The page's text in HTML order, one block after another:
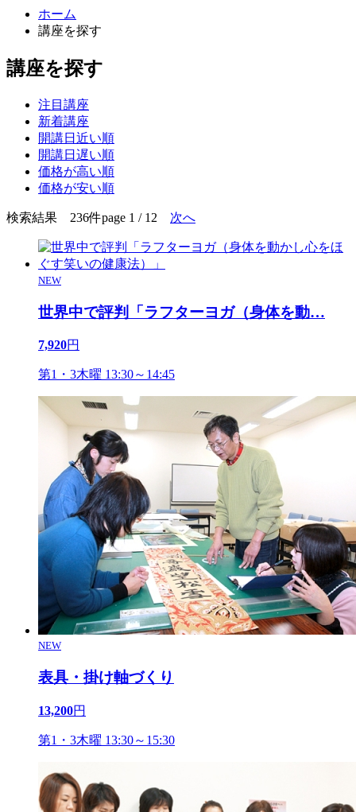
ホーム
講座を探す
講座を探す
注目講座
新着講座
開講日近い順
開講日遅い順
価格が高い順
価格が安い順
検索結果 236件page 1 / 12 次へ
NEW
世界中で評判「ラフターヨガ（身体を動…
7,920円
第1・3木曜 13:30～14:45
NEW
表具・掛け軸づくり
13,200円
第1・3木曜 13:30～15:30